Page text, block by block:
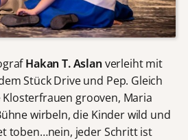
Hakan T. Aslanverleiht mit
Stück Drive und Pep. Gleich
grooven, Maria
wirbeln, die Kinder wild und
toben…nein, jeder Schritt ist